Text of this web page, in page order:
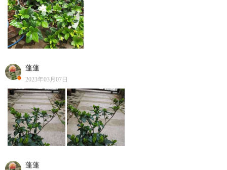
蓬蓬
2023年03月07日
蓬蓬